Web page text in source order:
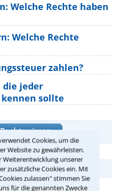
Cookies, um die
Website zu gewährleisten.
Weiterentwicklung unserer
zusätzliche Cookies ein. Mit
zulassen" stimmen Sie
für die genannten Zwecke
Welche Rechte haben
Welche Rechte
zahlen?
die jeder
sollte